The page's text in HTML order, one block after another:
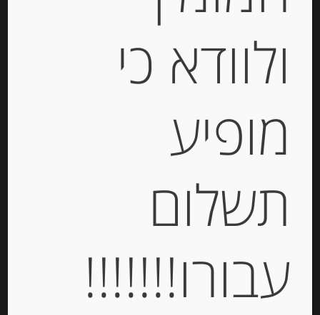
קרם קאימאק טורקי GAZI KAYMAK
23%
26.00
ולוודא כי
מופיע
תשלום
עבורו!!!!!!!